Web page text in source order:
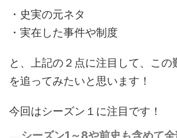
・史実の元ネタ
・実在した事件や制度
と、上記の２点に注目して、この
を追ってみたいと思います！
今回はシーズン１に注目です！
シーズン1～8や前史も含めて